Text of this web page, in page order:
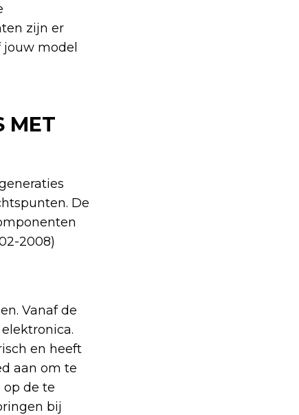
zijn er
jouw model
MET
De
2008)
Vanaf de
en heeft
aan om te
de te
bij